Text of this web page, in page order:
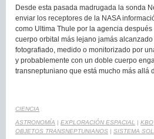
Desde esta pasada madrugada la sonda
enviar los receptores de la NASA
como Ultima Thule por la agencia
cuerpo orbital más lejano jamás
fotografiado, medido o monitorizado por
y probablemente con un doble cuerpo
transneptuniano que está mucho más allá
CIENCIA
ASTRONOMÍA | EXPLORACIÓN ESPACIAL | KBO
OBJETOS TRANSNEPTUNIANOS | SISTEMA